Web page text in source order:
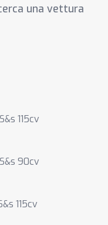
una vettura
115cv
90cv
115cv